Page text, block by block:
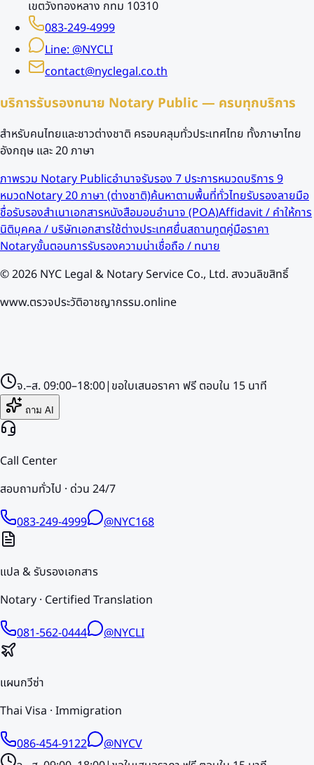
เขตวังทองหลาง กทม 10310
083-249-4999
Line: @NYCLI
contact@nyclegal.co.th
บริการรับรองทนาย Notary Public — ครบทุกบริการ
สำหรับคนไทยและชาวต่างชาติ ครอบคลุมทั่วประเทศไทย ทั้งภาษาไทย
อังกฤษ และ 20 ภาษา
ภาพรวม Notary Publicอำนาจรับรอง 7 ประการหมวดบริการ 9
หมวดNotary 20 ภาษา (ต่างชาติ)ค้นหาตามพื้นที่ทั่วไทยรับรองลายมือ
ชื่อรับรองสำเนาเอกสารหนังสือมอบอำนาจ (POA)Affidavit / คำให้การ
นิติบุคคล / บริษัทเอกสารใช้ต่างประเทศยื่นสถานทูตคู่มือราคา
Notaryขั้นตอนการรับรองความน่าเชื่อถือ / ทนาย
©2026 NYC Legal & Notary Service Co., Ltd. สงวนลิขสิทธิ์
www.ตรวจประวัติอาชญากรรม.online
จ.–ส. 09:00–18:00| ขอใบเสนอราคา ฟรี ตอบใน 15 นาที
ถาม AI
Call Center
สอบถามทั่วไป · ด่วน 24/7
083-249-4999
@NYC168
แปล & รับรองเอกสาร
Notary · Certified Translation
081-562-0444
@NYCLI
แผนกวีซ่า
Thai Visa · Immigration
086-454-9122
@NYCV